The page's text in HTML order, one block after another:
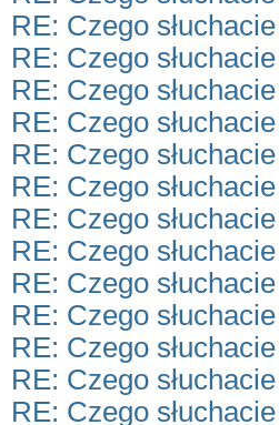
RE: Czego
RE: Czego
RE: Czego
RE: Czego
RE: Czego
RE: Czego
RE: Czego
RE: Czego
RE: Czego
RE: Czego
RE: Czego
RE: Czego
RE: Czego